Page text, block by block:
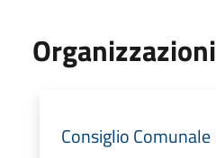
Organizzazioni
Consiglio Comunale